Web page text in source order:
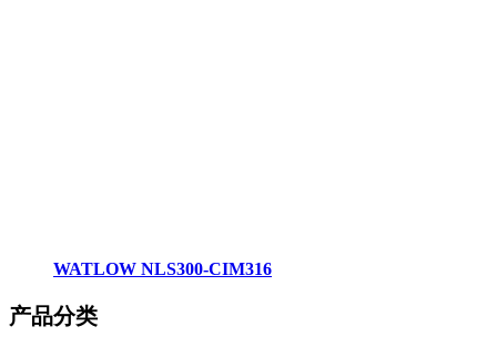
WATLOW NLS300-CIM316
产品分类